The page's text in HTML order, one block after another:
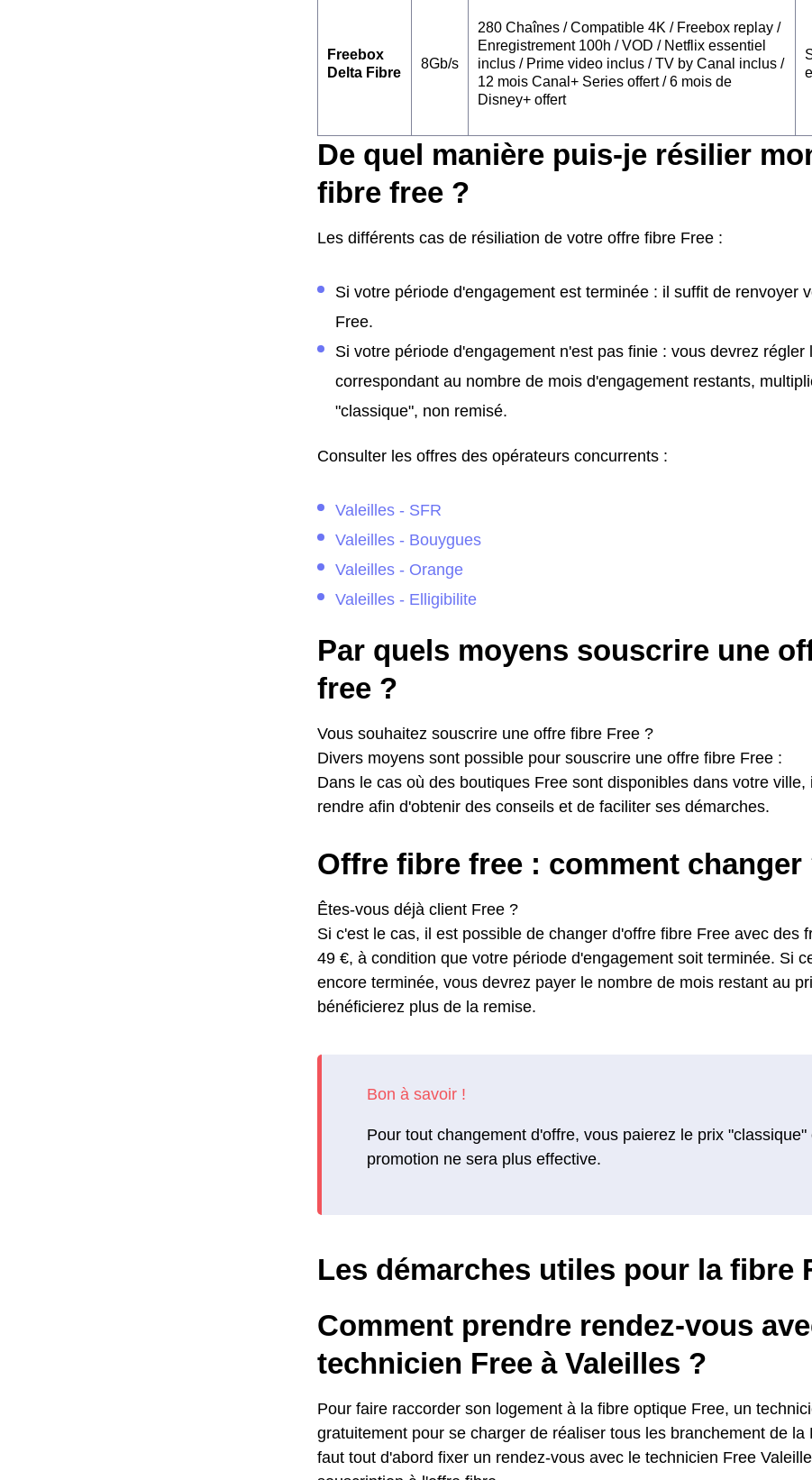
Freebox
Delta Fibre
8Gb/s
280 Chaînes / Compatible 4K / Freebox replay /
Enregistrement 100h / VOD / Netflix essentiel
inclus / Prime video inclus / TV by Canal inclus /
12 mois Canal+ Series offert / 6 mois de
Disney+ offert
De quel manière puis-je résilier
fibre free ?
Les différents cas de résiliation de votre offre fibre Free :
Si votre période d'engagement est terminée : il suffit de renvoyer
Free.
Si votre période d'engagement n'est pas finie : vous devrez régler
correspondant au nombre de mois d'engagement restants,
"classique", non remisé.
Consulter les offres des opérateurs concurrents :
Valeilles - SFR
Valeilles - Bouygues
Valeilles - Orange
Valeilles - Elligibilite
Par quels moyens souscrire une
free ?
Vous souhaitez souscrire une offre fibre Free ?
Divers moyens sont possible pour souscrire une offre fibre Free :
Dans le cas où des boutiques Free sont disponibles dans votre
rendre afin d'obtenir des conseils et de faciliter ses démarches.
Offre fibre free : comment changer
Êtes-vous déjà client Free ?
Si c'est le cas, il est possible de changer d'offre fibre Free avec des
49 €, à condition que votre période d'engagement soit terminée. Si
encore terminée, vous devrez payer le nombre de mois restant au
bénéficierez plus de la remise.
Pour tout changement d'offre, vous paierez le prix "classique"
promotion ne sera plus effective.
Les démarches utiles pour la fibre
Comment prendre rendez-vous
technicien Free à Valeilles ?
Pour faire raccorder son logement à la fibre optique Free, un
gratuitement pour se charger de réaliser tous les branchement de la
faut tout d'abord fixer un rendez-vous avec le technicien Free